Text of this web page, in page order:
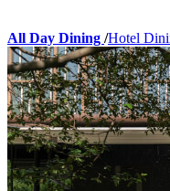
All Day Dining /Hotel